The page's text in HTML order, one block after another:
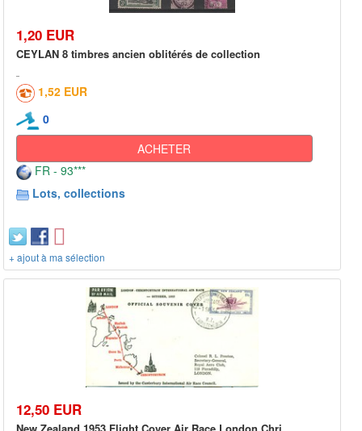
1,20 EUR
CEYLAN 8 timbres ancien oblitérés de collection
1,52 EUR
0
ACHETER
FR - 93***
Lots, collections
+ ajout à ma sélection
12,50 EUR